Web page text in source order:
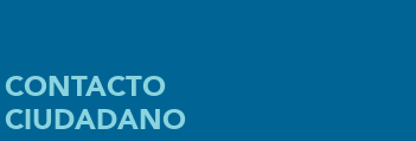
CONTACTO
CIUDADANO